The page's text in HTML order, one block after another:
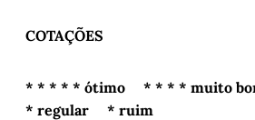
COTAÇÕES
* * * * * ótimo * * * * muito
* regular * ruim